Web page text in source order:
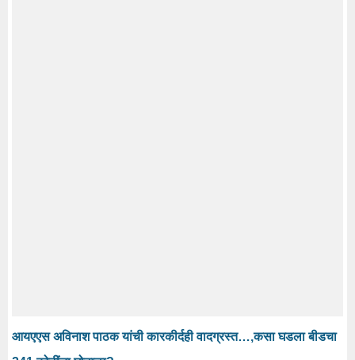
आयएएस अविनाश पाठक यांची कारकीर्दही वादग्रस्त…,कसा घडला बीडचा